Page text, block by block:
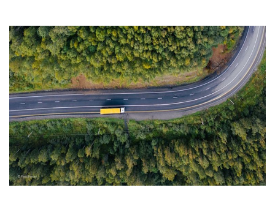
Descubrir todas las características
¿Cómo podemos ayudar en el control de la
actividad de su flota?
Calculadora de ahorro